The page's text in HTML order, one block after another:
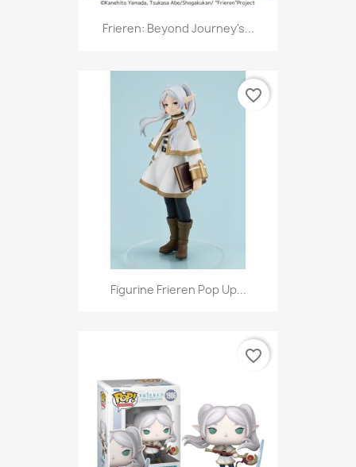
Frieren: Beyond Journey's...
Figurine Frieren Pop Up...
favorite_border
favorite_border